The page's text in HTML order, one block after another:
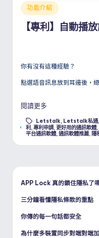
Posted
in
功能介紹
【專利】自動播
你有沒有這種經驗？
點選語音訊息放到耳邊後，
閱讀更多
Tags:
Letstalk, Letstalk私通,
利,專利申請, 更好用的通訊軟體,
平台通訊軟體,通訊軟體推薦, 隱
APP Lock 真的鎖住隱私了
三分鐘看懂隱私條款的重點
你傳的每一句話都安全
為什麼多裝置同步對端對端